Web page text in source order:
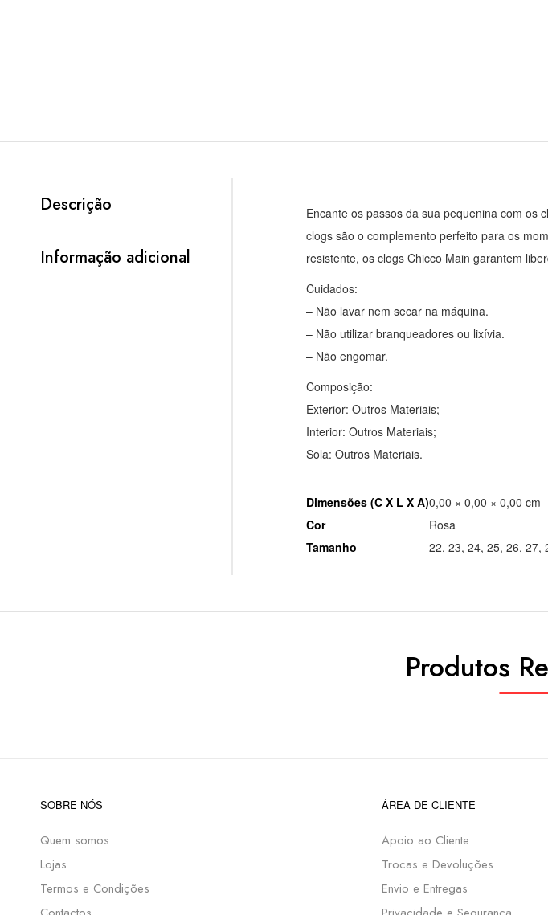
Descrição
Informação adicional
Encante os passos da sua pequenina com os
clogs são o complemento perfeito para os
resistente, os clogs Chicco Main garantem
Cuidados:
– Não lavar nem secar na máquina.
– Não utilizar branqueadores ou lixívia.
– Não engomar.
Composição:
Exterior: Outros Materiais;
Interior: Outros Materiais;
Sola: Outros Materiais.
Dimensões (C X L X A)0,00 × 0,00 × 0,00 cm
Cor
Rosa
Tamanho
22, 23, 24, 25, 26, 27,
Produtos
SOBRE NÓS
Quem somos
Lojas
Termos e Condições
ÁREA DE CLIENTE
Apoio ao Cliente
Trocas e Devoluções
Envio e Entregas